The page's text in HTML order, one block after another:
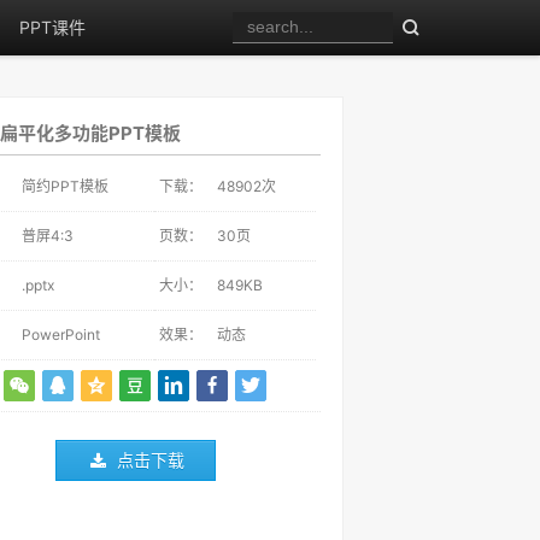
PPT课件
平化多功能PPT模板
简约PPT模板 下载： 48902次
普屏4:3 页数： 30页
.pptx 大小： 849KB
PowerPoint 效果： 动态
点击下载